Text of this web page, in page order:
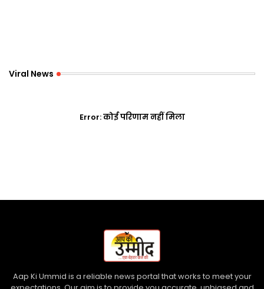
Viral News
Error:कोई परिणाम नहीं मिला
Aap Ki Ummid is a reliable news portal that works to meet your